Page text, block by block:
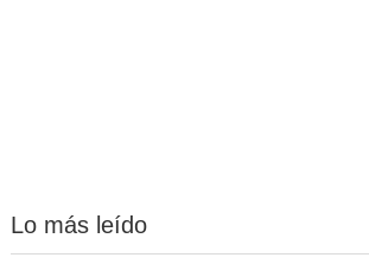
Lo más leído